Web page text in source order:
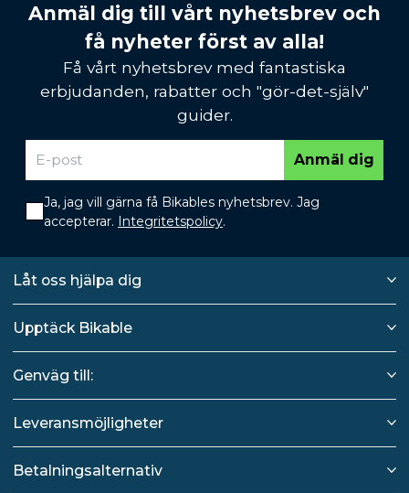
Anmäl dig till vårt nyhetsbrev och
få nyheter först av alla!
Få vårt nyhetsbrev med fantastiska
erbjudanden, rabatter och "gör-det-själv"
guider.
Anmäl dig
Ja, jag vill gärna få Bikables nyhetsbrev. Jag
accepterar. Integritetspolicy.
Låt oss hjälpa dig
Upptäck Bikable
Genväg till:
Leveransmöjligheter
Betalningsalternativ